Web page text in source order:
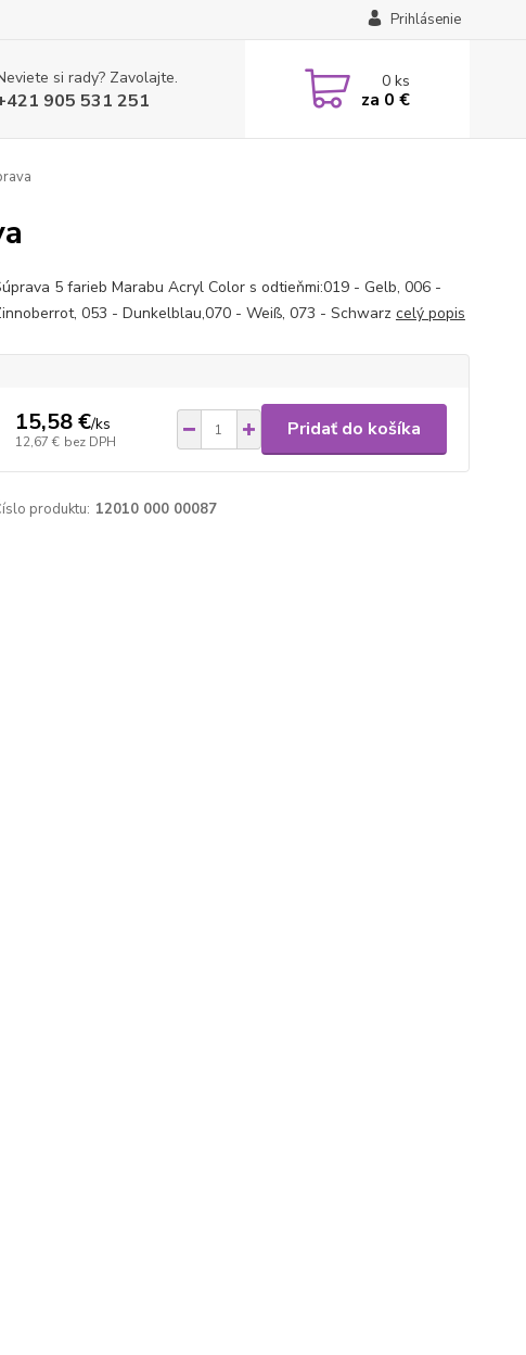
Prihlásenie
si rady? Zavolajte.
905 531 251
0ks
za 0 €
5 farieb Marabu Acryl Color s odtieňmi:019 - Gelb, 006 -
053 - Dunkelblau,070 - Weiß, 073 - Schwarz celý popis
15,58 €/ks
12,67 € bez DPH
Pridať do košíka
produktu: 12010 000 00087